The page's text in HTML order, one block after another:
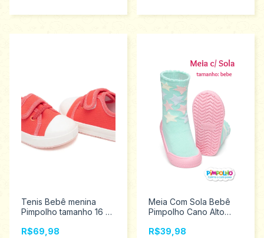
Tenis Bebê menina
Pimpolho tamanho 16 ao
R$69,98
Meia Com Sola Bebê
Pimpolho Cano Alto
0074290
R$39,98